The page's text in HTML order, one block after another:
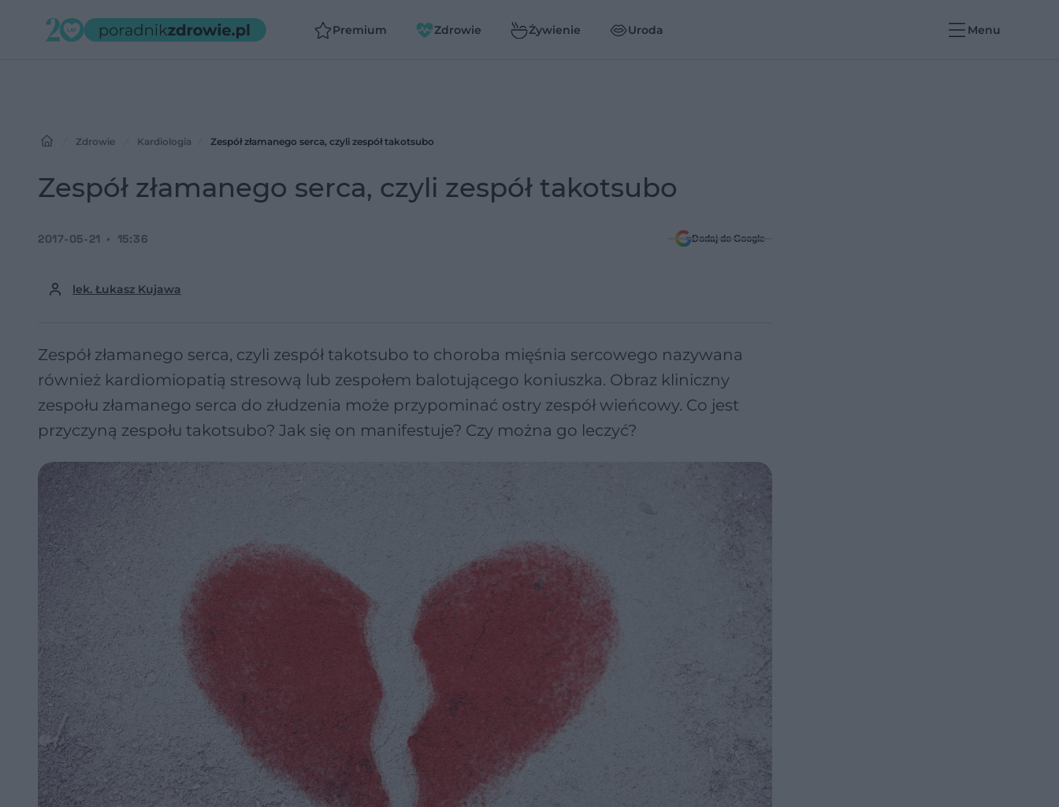
Premium Zdrowie Żywienie Uroda Menu
Zdrowie Kardiologia Zespół złamanego serca, czyli zespół takotsubo
Zespół złamanego serca, czyli zespół takotsubo
lek. Łukasz Kujawa
2017-05-21 15:36 Dodaj do Google
Zespół złamanego serca, czyli zespół takotsubo to choroba mięśnia sercowego nazywana
również kardiomiopatią stresową lub zespołem balotującego koniuszka. Obraz kliniczny
zespołu złamanego serca do złudzenia może przypominać ostry zespół wieńcowy. Co jest
przyczyną zespołu takotsubo? Jak się on manifestuje? Czy można go leczyć?